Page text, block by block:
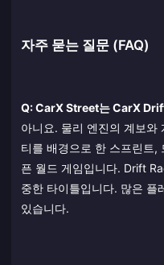
자주 묻는 질문 (FAQ)
Q: CarX Street는 CarX
아니요. 물리 엔진의 계보와
티를 배경으로 한 스프린트,
픈 월드 게임입니다. Drift
중한 타이틀입니다. 많은 플
있습니다.